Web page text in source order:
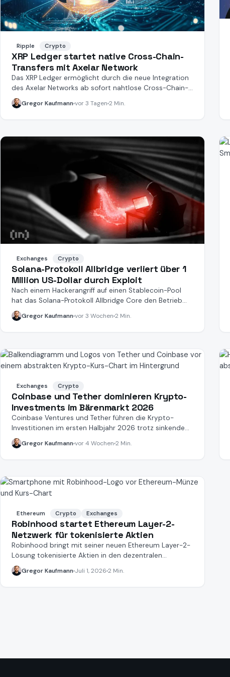
Ripple Crypto
XRP Ledger startet native Cross-Chain-
Transfers mit Axelar Network
Das XRP Ledger ermöglicht durch die neue Integration
des Axelar Networks ab sofort nahtlose Cross-Chain-
Transfers.
Gregor Kaufmannvor 3 Tagen 2 Min.
Exchanges Crypto
Solana-Protokoll Allbridge verliert über 1
Million US-Dollar durch Exploit
Nach einem Hackerangriff auf einen Stablecoin-Pool
hat das Solana-Protokoll Allbridge Core den Betrieb
pausiert.
Gregor Kaufmannvor 3 Wochen 2 Min.
Exchanges Crypto
Coinbase und Tether dominieren Krypto-
Investments im Bärenmarkt 2026
Coinbase Ventures und Tether führen die Krypto-
Investitionen im ersten Halbjahr 2026 trotz sinkendem
Risikokapital an.
Gregor Kaufmannvor 4 Wochen 2 Min.
Ethereum Crypto Exchanges
Robinhood startet Ethereum Layer-2-
Netzwerk für tokenisierte Aktien
Robinhood bringt mit seiner neuen Ethereum Layer-2-
Lösung tokenisierte Aktien in den dezentralen
Finanzsektor.
Gregor Kaufmann Juli 1, 2026 2 Min.